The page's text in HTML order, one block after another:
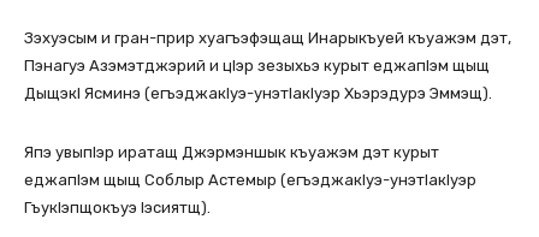
Зэхуэсым и гран-прир хуагъэфэщащ Инарыкъуей къуажэм дэт,
Пэнагуэ Азэмэтджэрий и цIэр зезыхьэ курыт еджапIэм щыщ
ДыщэкI Ясминэ (егъэджакIуэ-унэтIакIуэр Хьэрэдурэ Эммэщ).
Япэ увыпIэр иратащ Джэрмэншык къуажэм дэт курыт
еджапIэм щыщ Соблыр Астемыр (егъэджакIуэ-унэтIакIуэр
ГъукIэпщокъуэ Iэсиятщ).